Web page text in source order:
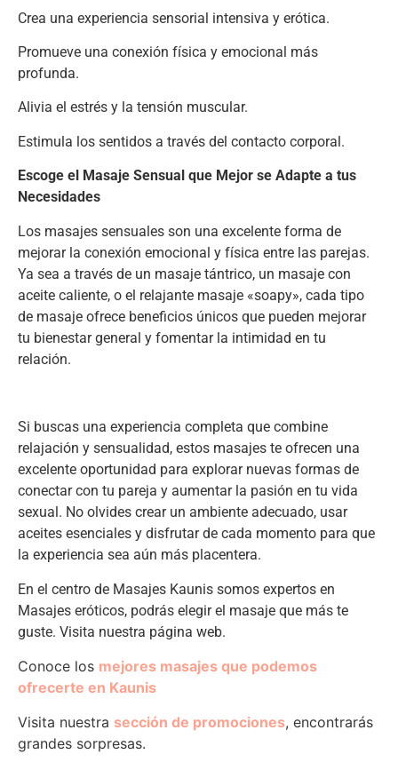
Crea una experiencia sensorial intensiva y erótica.
Promueve una conexión física y emocional más
profunda.
Alivia el estrés y la tensión muscular.
Estimula los sentidos a través del contacto corporal.
Escoge el Masaje Sensual que Mejor se Adapte a tus
Necesidades
Los masajes sensuales son una excelente forma de
mejorar la conexión emocional y física entre las parejas.
Ya sea a través de un masaje tántrico, un masaje con
aceite caliente, o el relajante masaje «soapy», cada tipo
de masaje ofrece beneficios únicos que pueden mejorar
tu bienestar general y fomentar la intimidad en tu
relación.
Si buscas una experiencia completa que combine
relajación y sensualidad, estos masajes te ofrecen una
excelente oportunidad para explorar nuevas formas de
conectar con tu pareja y aumentar la pasión en tu vida
sexual. No olvides crear un ambiente adecuado, usar
aceites esenciales y disfrutar de cada momento para que
la experiencia sea aún más placentera.
En el centro de Masajes Kaunis somos expertos en
Masajes eróticos, podrás elegir el masaje que más te
guste. Visita nuestra página web.
Conoce los mejores masajes que podemos
ofrecerte en Kaunis
Visita nuestra sección de promociones, encontrarás
grandes sorpresas.